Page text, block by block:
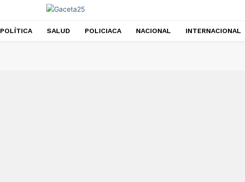
POLÍTICA SALUD POLICIACA NACIONAL INTERNACIONAL